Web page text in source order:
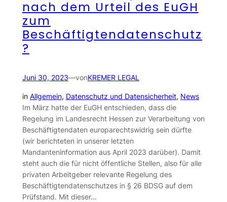
nach dem Urteil des EuGH
zum
Beschäftigtendatenschutz
?
Juni 30, 2023—vonKREMER LEGAL
in Allgemein, Datenschutz und Datensicherheit, News
Im März hatte der EuGH entschieden, dass die
Regelung im Landesrecht Hessen zur Verarbeitung von
Beschäftigtendaten europarechtswidrig sein dürfte
(wir berichteten in unserer letzten
Mandanteninformation aus April 2023 darüber). Damit
steht auch die für nicht öffentliche Stellen, also für alle
privaten Arbeitgeber relevante Regelung des
Beschäftigtendatenschutzes in § 26 BDSG auf dem
Prüfstand. Mit dieser…